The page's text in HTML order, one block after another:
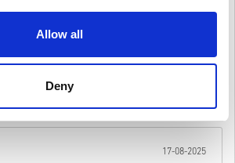
Allow all
Deny
อทำตามขั้นตอนด้านล่าง 👇
บอีเมลพร้อมลิงก์ที่ปลอดภัยเพื่อเข้าถึงโค้ด
นหมดอายุ.
หลดได้หรือผลิตภัณฑ์ DLC - คุณต้องมีเกม
ณฑ์ คุณอาจจะได้รับรหัสมากกว่าหนึ่งรหัส
ไรก็ตามฝ่ายบริการลูกค้าก็ให้ความช่วยเหลือ
17-08-2025